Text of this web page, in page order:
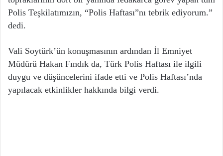
Polis Teşkilatımızın, “Polis Haftası”nı tebrik ediyorum.”
dedi.
Vali Soytürk’ün konuşmasının ardından İl Emniyet
Müdürü Hakan Fındık da, Türk Polis Haftası ile ilgili
duygu ve düşüncelerini ifade etti ve Polis Haftası’nda
yapılacak etkinlikler hakkında bilgi verdi.